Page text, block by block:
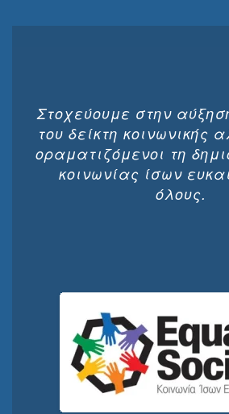
Στοχεύουμε στην
του δείκτη κοινωνικής
οραματιζόμενοι τη
κοινωνίας ίσων
όλους.